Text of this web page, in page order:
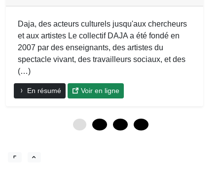
Daja, des acteurs culturels jusqu'aux chercheurs
et aux artistes Le collectif DAJA a été fondé en
2007 par des enseignants, des artistes du
spectacle vivant, des travailleurs sociaux, et des
(…)
En résumé Voir en ligne